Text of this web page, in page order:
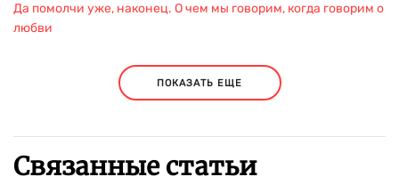
Да помолчи уже, наконец. О чем мы говорим, когда говорим о
любви
ПОКАЗАТЬ ЕЩЕ
Связанные статьи